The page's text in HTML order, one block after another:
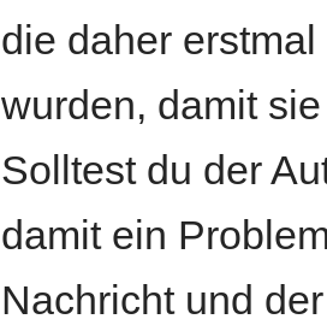
die daher
wurden, damit
Solltest du der
damit ein
Nachricht und